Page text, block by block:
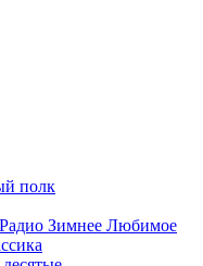
полк
Радио Зимнее Любимое